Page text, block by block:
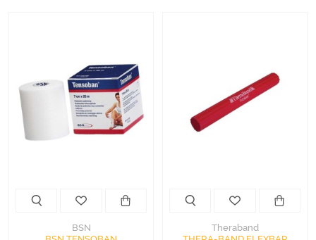
BSN
Theraband